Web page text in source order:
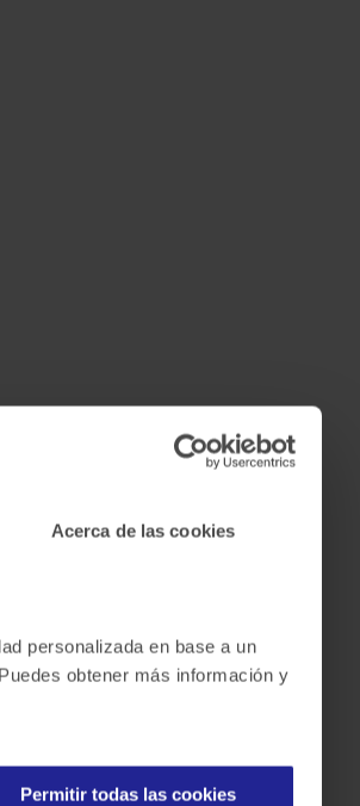
Acerca de las cookies
personalizada en base a un
obtener más información y
Permitir todas las cookies